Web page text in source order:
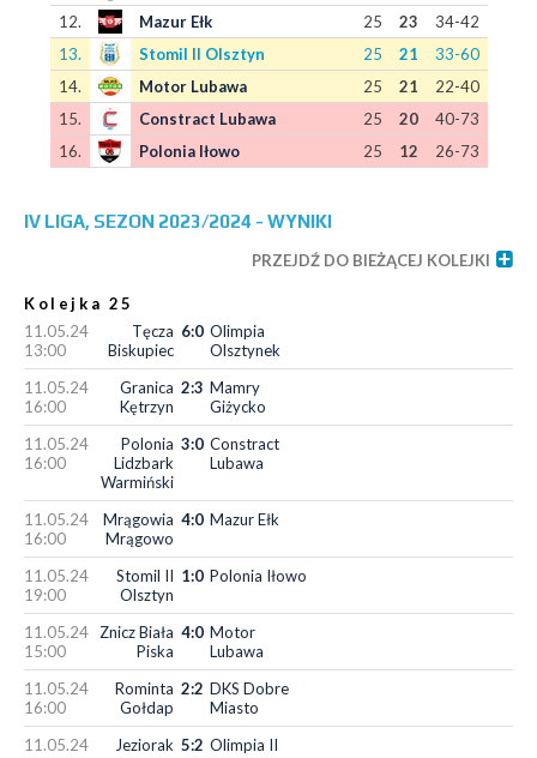
12.
Mazur Ełk 25 23
34-42
13.
Stomil II Olsztyn 25 21
33-60
14.
Motor Lubawa 25 21
22-40
15.
Constract Lubawa 25 20
40-73
16.
Polonia Iłowo 25 12 26-73
IV LIGA, SEZON 2023/2024 - WYNIKI
PRZEJDŹ DO BIEŻĄCEJ KOLEJKI
Kolejka 25
11.05.24
13:00
Tęcza
Biskupiec
6:0 Olimpia
Olsztynek
11.05.24
16:00
Granica
Kętrzyn
2:3 Mamry
Giżycko
11.05.24
16:00
Polonia
Lidzbark
Warmiński
3:0 Constract
Lubawa
11.05.24
16:00
Mrągowia
Mrągowo
4:0 Mazur Ełk
11.05.24
19:00
Stomil II
Olsztyn
1:0 Polonia Iłowo
11.05.24
15:00
Znicz Biała
Piska
4:0 Motor
Lubawa
11.05.24
16:00
Rominta
Gołdap
2:2 DKS Dobre
Miasto
11.05.24
Jeziorak 5:2 Olimpia II